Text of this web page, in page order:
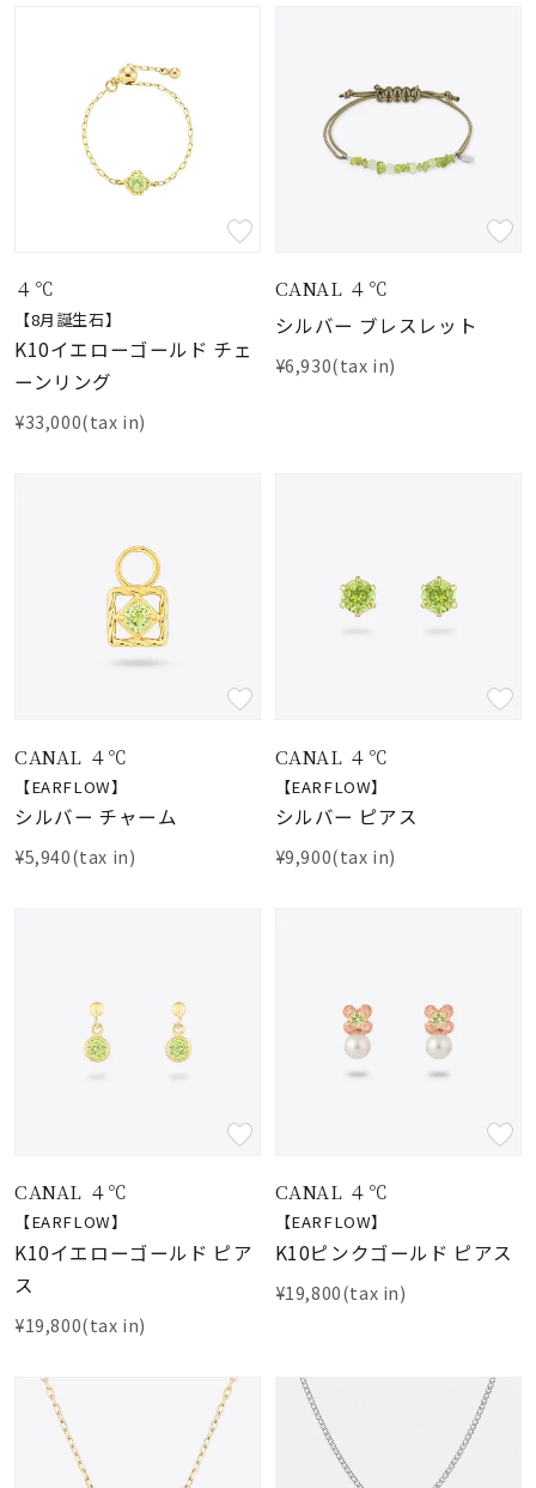
４℃
【8月誕生石】
K10イエローゴールド チェ
ーンリング
¥33,000(tax in)
CANAL ４℃
シルバー ブレスレット
¥6,930(tax in)
CANAL ４℃
【EARFLOW】
シルバー チャーム
¥5,940(tax in)
CANAL ４℃
【EARFLOW】
シルバー ピアス
¥9,900(tax in)
CANAL ４℃
【EARFLOW】
K10イエローゴールド ピア
ス
¥19,800(tax in)
CANAL ４℃
【EARFLOW】
K10ピンクゴールド ピアス
¥19,800(tax in)